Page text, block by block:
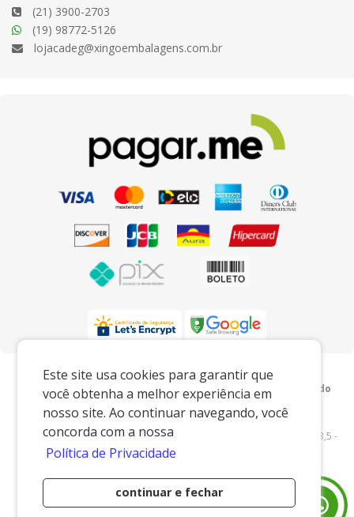
Este site usa cookies para garantir que
você obtenha a melhor experiência em
nosso site. Ao continuar navegando, você
concorda com a nossa
Política de Privacidade
continuar e fechar
(21) 3900-2703
(19) 98772-5126
lojacadeg@xingoembalagens.com.br
Preços e condições exclusivos para o
www.xingoembalagens.com.br e para o televendas, podendo
sofrer alterações sem prévia notiﬁcação.
Xingó Embalagens|62.438.429/0001-12|
www.xingoembalagens.com.br| Rodovia Prefeito Aziz Lian, Km 28,5 -
s/n - Borda da Mata - Jaguariúna/SP - 13916-875 - E-mail:
Desenvolvido por